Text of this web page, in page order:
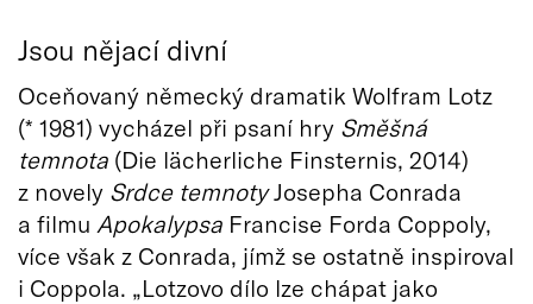
Jsou nějací divní
Oceňovaný německý dramatik Wolfram Lotz
(* 1981) vycházel při psaní hry Směšná
temnota (Die lächerliche Finsternis, 2014)
z novely Srdce temnotyJosepha Conrada
a filmu Apokalypsa Francise Forda Coppoly,
více však z Conrada, jímž se ostatně inspiroval
i Coppola. „Lotzovo dílo lze chápat jako